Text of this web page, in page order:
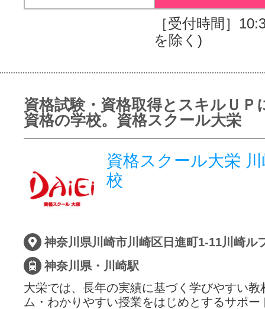
［受付時間］
を除く)
資格試験・資格取得とスキルＵＰ
資格の学校。資格スクール大栄
資格スクール大栄
校
神奈川県川崎市川崎区日進町1-11川崎ル
神奈川県・川崎駅
大栄では、長年の実績に基づく学びやすい教
ム・わかりやすい授業をはじめとするサポ